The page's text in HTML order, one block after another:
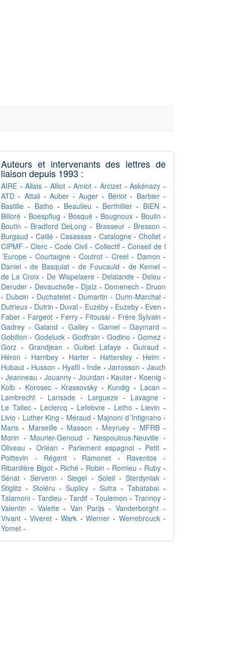
Auteurs et intervenants des lettres de
liaison depuis 1993 :
AIRE -Allais - Alliot-Amiot - Arcizet-Askénazy -
ATD - Attali-Auber -Auger - Bériot- Barbier-
Bastille - Batho - Beaulieu - Berthillier - BIEN -
Billoré - Boespflug - Bosqué - Bougnoux - Boulin -
Boutin - Bradford DeLong - Brasseur- Bresson -
Burgaud - Caillé-Casassas - Catalogne-Chollet -
CIPMF - Clerc - Code Civil - Collectif - Conseil de l
´Europe -Courtaigne -Coutrot - Creel - Damon -
Daniel -de Basquiat-de Foucauld - de Kemel -
de La Croix- De Wispelaere- Delalande - Deleu -
Deruder - Devauchelle- Djaïz - Domenech - Druon
- Duboin - Duchatelet- Dumartin - Durin-Marchal -
Dutrieux - Dutrin - Duval - Euzéby- Euzeby- Even -
Faber - Fargeot - Ferry- Fitoussi - Frère Sylvain -
Gadrey -Galand - Galley-Gamel -Gaymard -
Gobillon - Godeluck- Godfrain -Godino -Gomez -
Gorz - Grandjean - Guibet Lafaye - Guiraud -
Héron - Harribey - Harter - Hattersley- Heim -
Hubaut - Husson - Hyafil - Inde - Jarrosson - Jauch
-Jeanneau - Jouanny- Jourdan - Kauter - Koenig -
Kolb - Korosec - Krassovsky - Kundig - Lacan -
Lambrecht - Lansade - Largueze - Lavagne -
Le Tallec- Leclercq - Lefebvre- Letho - Lievin -
Livio - Luther King - Méraud - Majnoni d´Intignano -
Maris - Marseille- Masson - Meyruey - MFRB-
Morin - Mourier-Genoud - Nespoulous-Neuville -
Oliveau - Orléan - Parlement espagnol - Petit-
Poittevin - Régent- Ramonet - Raventos -
Ribardière Bigot - Riché - Robin - Romieu - Ruby -
Sénat -Serverin -Siegel - Soleil - Sterdyniak-
Stiglitz - Stoléru -Suplicy -Sutra - Tabatabai-
Talamoni -Tardieu -Tardif - Toulemon - Trannoy-
Valentin - Valette- Van Parijs-Vanderborght -
Vivant -Viveret -Wark -Werner - Werrebrouck-
Yomet -